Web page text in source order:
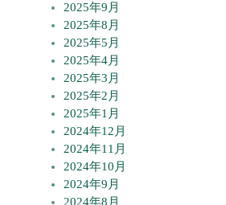
2025年9月
2025年8月
2025年5月
2025年4月
2025年3月
2025年2月
2025年1月
2024年12月
2024年11月
2024年10月
2024年9月
2024年8月